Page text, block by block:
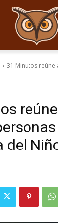
31 Minutos reúne
del